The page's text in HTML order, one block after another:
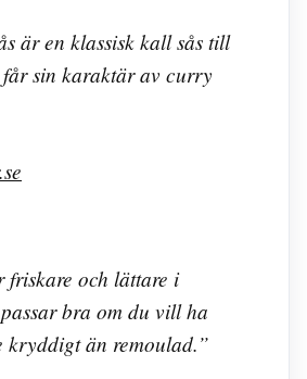
är en klassisk kall sås till
får sin karaktär av curry
friskare och lättare i
bra om du vill ha
kryddigt än remoulad.”